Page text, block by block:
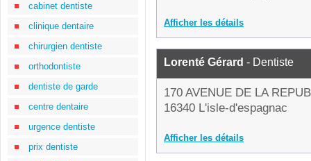
cabinet dentiste
clinique dentaire
chirurgien dentiste
orthodontiste
dentiste de garde
centre dentaire
urgence dentiste
prix dentiste
Afficher les détails
Lorenté Gérard - Dentiste
170 AVENUE DE LA
16340 L'isle-d'espagnac
Afficher les détails